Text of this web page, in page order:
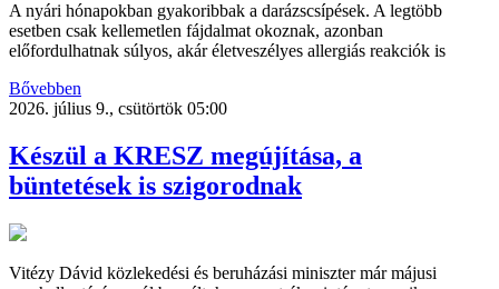
A nyári hónapokban gyakoribbak a darázscsípések. A legtöbb
esetben csak kellemetlen fájdalmat okoznak, azonban
előfordulhatnak súlyos, akár életveszélyes allergiás reakciók is
Bővebben
2026. július 9., csütörtök 05:00
Készül a KRESZ megújítása, a
büntetések is szigorodnak
Vitézy Dávid közlekedési és beruházási miniszter már májusi